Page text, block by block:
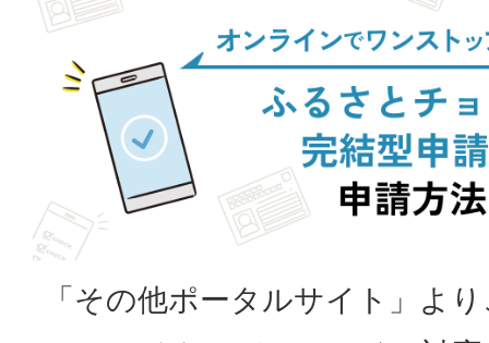
「その他ポータルサイト」よ